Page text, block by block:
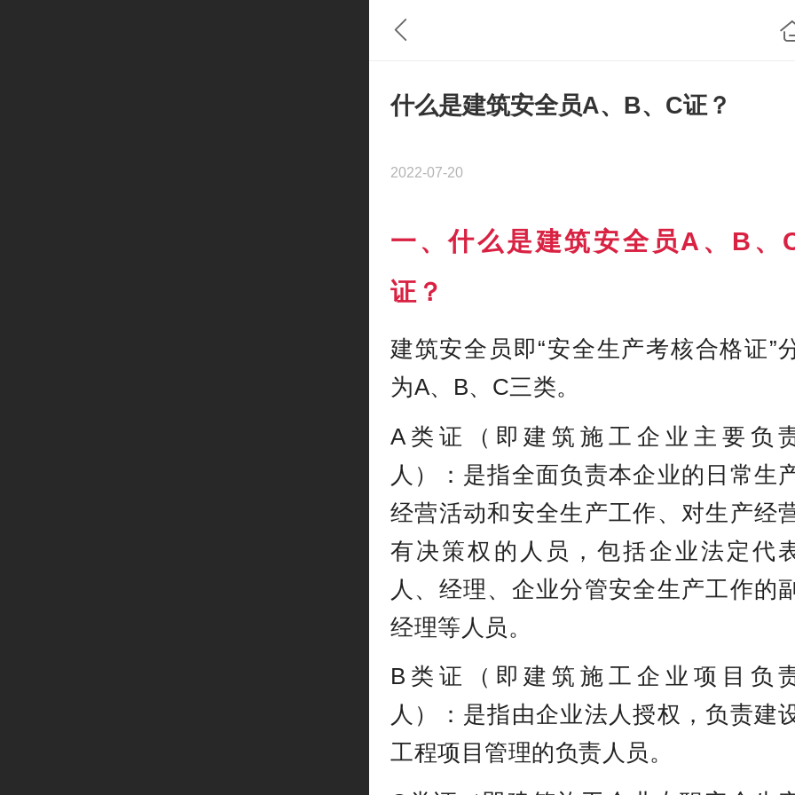
什么是建筑安全员A、B、C证？
2022-07-20
一、什么是建筑安全员A、B、
证？
建筑安全员即“安全生产考核合格证”
为A、B、C三类。
A类证（即 建筑施工企业主要负
人 ）： 是指全面负责本企业的日常生
经营活动和安全生产工作、对生产经
有决策权的人员，包括企业法定代
人、经理、企业分管安全生产工作的
经理等人员。
B类证（即 建筑施工企业 项目负
人 ）： 是指由企业法人授权，负责建
工程项目 管理的负责人员。